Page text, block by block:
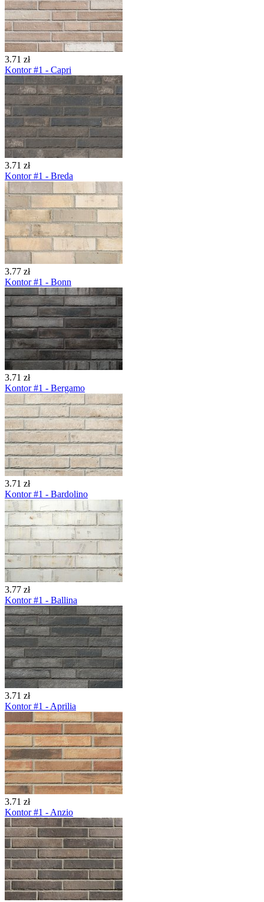
3.71 zł
Kontor #1 - Capri
3.71 zł
Kontor #1 - Breda
3.77 zł
Kontor #1 - Bonn
3.71 zł
Kontor #1 - Bergamo
3.71 zł
Kontor #1 - Bardolino
3.77 zł
Kontor #1 - Ballina
3.71 zł
Kontor #1 - Aprilia
3.71 zł
Kontor #1 - Anzio